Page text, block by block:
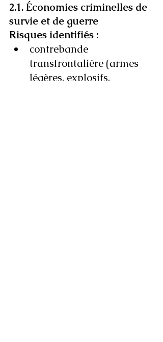
2.1. Économies criminelles de
survie et de guerre
Risques identifiés :
contrebande
transfrontalière (armes
légères, explosifs,